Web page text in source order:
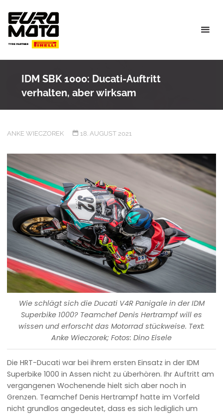
content
IDM SBK 1000: Ducati-Auftritt
verhalten, aber wirksam
ANKE WIECZOREK 18. AUGUST 2021
Wie schlägt sich die Ducati V4R Panigale in der IDM
Superbike 1000? Teamchef Denis Hertrampf will es
wissen und erforscht das Motorrad stückweise. Text:
Anke Wieczorek; Fotos: Dino Eisele
Die HRT-Ducati war bei ihrem ersten Einsatz in der IDM
Superbike 1000 in Assen nicht zu überhören. Ihr Auftritt am
vergangenen Wochenende hielt sich aber noch in
Grenzen. Teamchef Denis Hertrampf hatte im Vorfeld
nicht grundlos angedeutet, dass es sich lediglich um